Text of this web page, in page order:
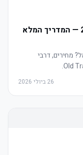
כרטיסים למנצ'סטר יונייטד 2026/27 — המדריך המלא
מחירים, דרבי
26 ביולי 2026